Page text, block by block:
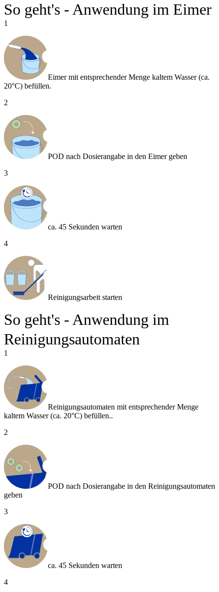
So geht's - Anwendung im Eimer
1
Eimer mit entsprechender Menge kaltem Wasser (ca.
20°C) befüllen.
2
POD nach Dosierangabe in den Eimer geben
3
ca. 45 Sekunden warten
4
Reinigungsarbeit starten
So geht's - Anwendung im
Reinigungsautomaten
1
Reinigungsautomaten mit entsprechender Menge
kaltem Wasser (ca. 20°C) befüllen..
2
POD nach Dosierangabe in den Reinigungsautomaten
geben
3
ca. 45 Sekunden warten
4